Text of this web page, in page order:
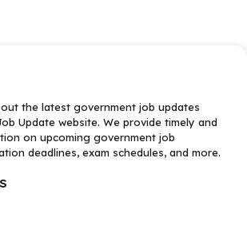
the latest government job updates
Update website. We provide timely and
on upcoming government job
deadlines, exam schedules, and more.